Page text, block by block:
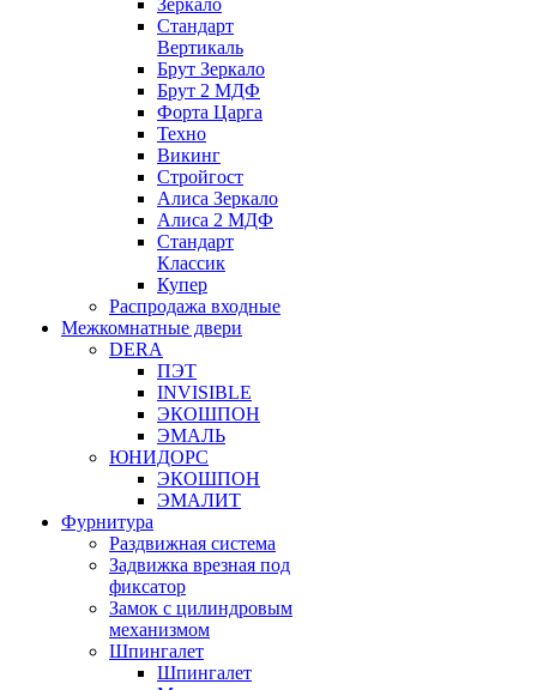
Зеркало
Стандарт
Вертикаль
Брут Зеркало
Брут 2 МДФ
Форта Царга
Техно
Викинг
Стройгост
Алиса Зеркало
Алиса 2 МДФ
Стандарт
Классик
Купер
Распродажа входные
Межкомнатные двери
DERA
ПЭТ
INVISIBLE
ЭКОШПОН
ЭМАЛЬ
ЮНИДОРС
ЭКОШПОН
ЭМАЛИТ
Фурнитура
Раздвижная система
Задвижка врезная под
фиксатор
Замок с цилиндровым
механизмом
Шпингалет
Шпингалет